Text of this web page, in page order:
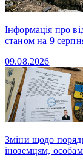
Інформація про
станом на 9
09.08.2026
Зміни щодо
іноземцям,